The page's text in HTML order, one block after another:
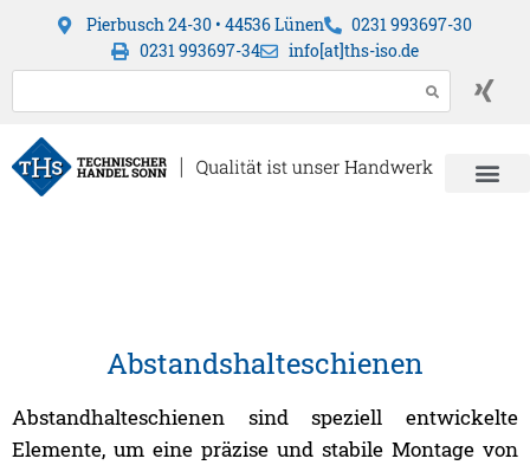
Pierbusch 24-30 • 44536 Lünen
0231 993697-30
0231 993697-34
info[at]ths-iso.de
Abstandshalteschienen
Abstandhalteschienen sind speziell entwickelte
Elemente, um eine präzise und stabile Montage von